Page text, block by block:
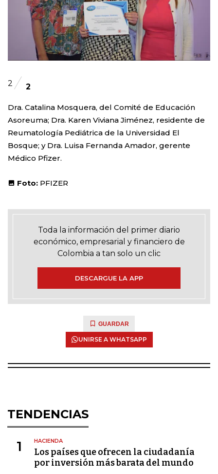
2 2
Dra. Catalina Mosquera, del Comité de Educación
Asoreuma; Dra. Karen Viviana Jiménez, residente de
Reumatología Pediátrica de la Universidad El
Bosque; y Dra. Luisa Fernanda Amador, gerente
Médico Pfizer.
Foto: PFIZER
Toda la información del primer diario
económico, empresarial y financiero de
Colombia a tan solo un clic
DESCARGUE LA APP
GUARDAR
UNIRSE A WHATSAPP
TENDENCIAS
1 HACIENDA
Los países que ofrecen la ciudadanía
por inversión más barata del mundo